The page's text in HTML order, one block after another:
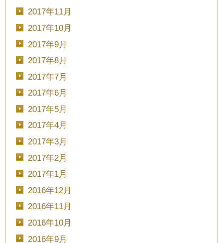
2017年11月
2017年10月
2017年9月
2017年8月
2017年7月
2017年6月
2017年5月
2017年4月
2017年3月
2017年2月
2017年1月
2016年12月
2016年11月
2016年10月
2016年9月